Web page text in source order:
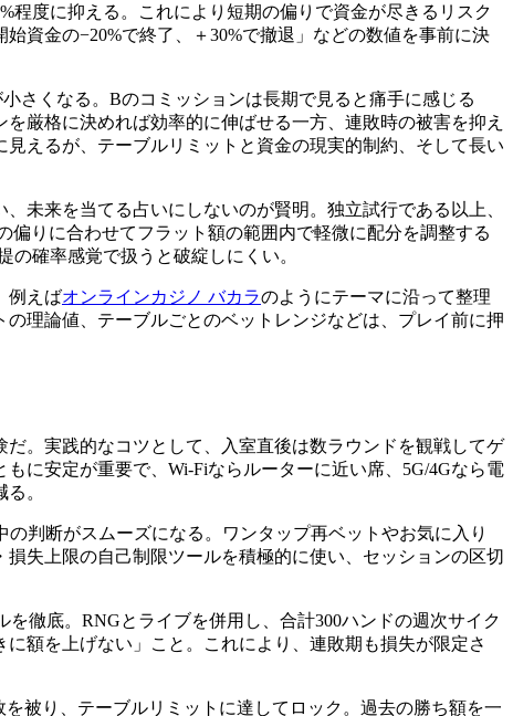
程度に抑える。これにより短期の偏りで資金が尽きるリスク
資金の−20%で終了、＋30%で撤退」などの数値を事前に決
さくなる。Bのコミッションは長期で見ると痛手に感じる
厳格に決めれば効率的に伸ばせる一方、連敗時の被害を抑え
えるが、テーブルリミットと資金の現実的制約、そして長い
未来を当てる占いにしないのが賢明。独立試行である以上、
りに合わせてフラット額の範囲内で軽微に配分を調整する
確率感覚で扱うと破綻しにくい。
例えばオンラインカジノ バカラのようにテーマに沿って整理
理論値、テーブルごとのベットレンジなどは、プレイ前に押
。実践的なコツとして、入室直後は数ラウンドを観戦してゲ
に安定が重要で、Wi‑Fiならルーターに近い席、5G/4Gなら電
。
判断がスムーズになる。ワンタップ再ベットやお気に入り
失上限の自己制限ツールを積極的に使い、セッションの区切
徹底。RNGとライブを併用し、合計300ハンドの週次サイク
額を上げない」こと。これにより、連敗期も損失が限定さ
被り、テーブルリミットに達してロック。過去の勝ち額を一